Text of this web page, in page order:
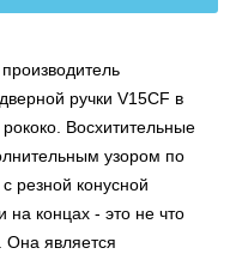
ручки V15CF в
Восхитительные
узором по
резной конусной
на концах - это не что
Она является